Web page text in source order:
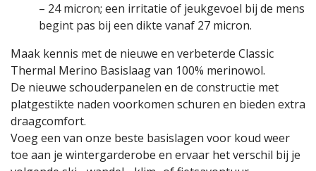
– 24 micron; een irritatie of jeukgevoel bij de mens
begint pas bij een dikte vanaf 27 micron.
Maak kennis met de nieuwe en verbeterde Classic
Thermal Merino Basislaag van 100% merinowol.
De nieuwe schouderpanelen en de constructie met
platgestikte naden voorkomen schuren en bieden extra
draagcomfort.
Voeg een van onze beste basislagen voor koud weer
toe aan je wintergarderobe en ervaar het verschil bij je